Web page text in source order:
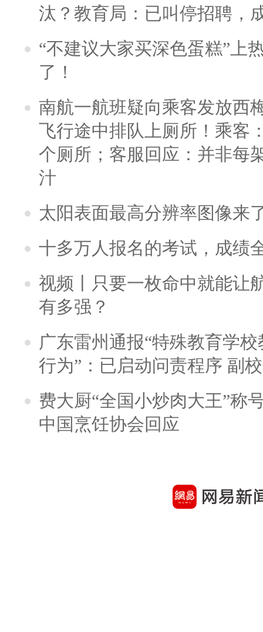
汰？教育局：已叫停招聘，
“不建议大家买深色蛋糕”上
了！
南航一航班疑向乘客发放西
飞行途中排队上厕所！乘客
个厕所；客服回应：并非每
汁
太阳表面最高分辨率图像来
十多万人报名的考试，成绩
视频丨只要一枚命中就能让
有多强？
广东雷州通报“特殊教育学
行为”：已启动问责程序 副
费大厨“全国小炒肉大王”称
中国烹饪协会回应